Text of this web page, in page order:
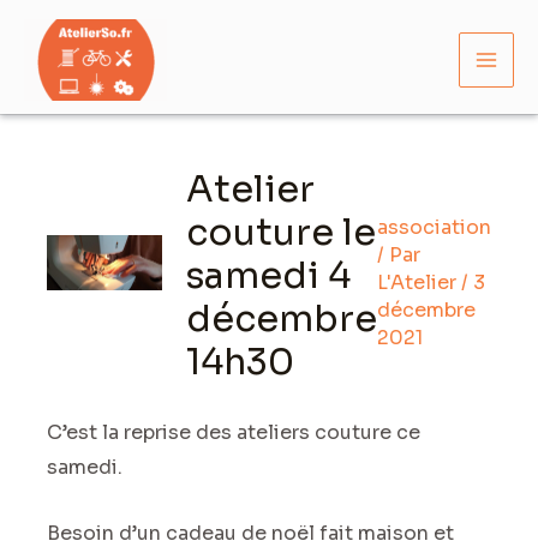
contenu
Atelier
couture le
samedi 4
décembre
14h30
association
/ Par
L'Atelier/ 3
décembre
2021
C’est la reprise des ateliers couture ce
samedi.
Besoin d’un cadeau de noël fait maison et
Navigation